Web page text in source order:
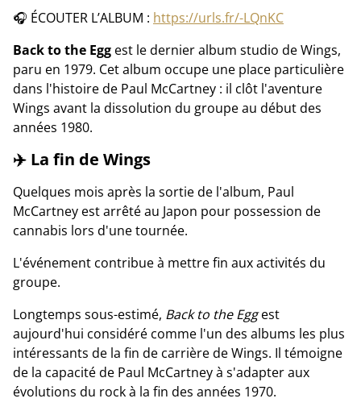
🎧 ÉCOUTER L’ALBUM : https://urls.fr/-LQnKC
Back to the Egg est le dernier album studio de Wings,
paru en 1979. Cet album occupe une place particulière
dans l'histoire de Paul McCartney : il clôt l'aventure
Wings avant la dissolution du groupe au début des
années 1980.
✈️ La fin de Wings
Quelques mois après la sortie de l'album, Paul
McCartney est arrêté au Japon pour possession de
cannabis lors d'une tournée.
L'événement contribue à mettre fin aux activités du
groupe.
Longtemps sous-estimé, Back to the Eggest
aujourd'hui considéré comme l'un des albums les plus
intéressants de la fin de carrière de Wings. Il témoigne
de la capacité de Paul McCartney à s'adapter aux
évolutions du rock à la fin des années 1970.